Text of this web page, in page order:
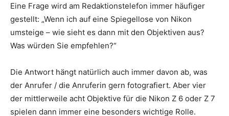
Eine Frage wird am Redaktionstelefon immer häufiger
gestellt: „Wenn ich auf eine Spiegellose von Nikon
umsteige – wie sieht es dann mit den Objektiven aus?
Was würden Sie empfehlen?“
Die Antwort hängt natürlich auch immer davon ab, was
der Anrufer / die Anruferin gern fotografiert. Aber vier
der mittlerweile acht Objektive für die Nikon Z 6 oder Z 7
spielen dann immer eine besonders wichtige Rolle.